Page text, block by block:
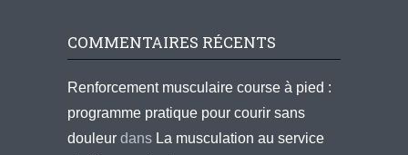
COMMENTAIRES RÉCENTS
Renforcement musculaire course à pied :
programme pratique pour courir sans
douleur dans La musculation au service